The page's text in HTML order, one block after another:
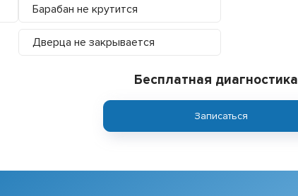
Барабан не крутится
Дверца не закрывается
Бесплатная диагностика
Записаться